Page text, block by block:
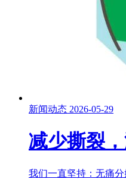
新闻动态 2026-05-29
我们一直坚持：无痛